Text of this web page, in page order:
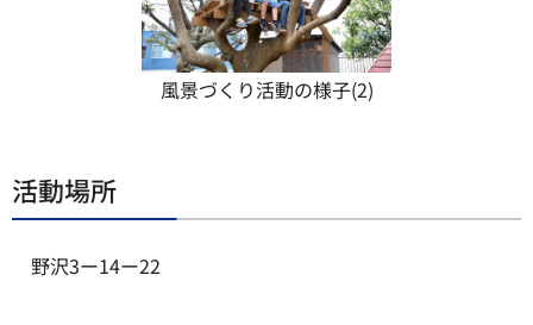
風景づくり活動の様子(2)
活動場所
野沢3ー14ー22